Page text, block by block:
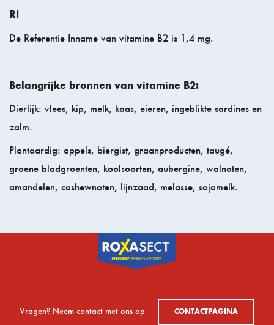
RI
De Referentie Inname van vitamine B2 is 1,4 mg.
Belangrijke bronnen van vitamine B2:
Dierlijk: vlees, kip, melk, kaas, eieren, ingeblikte sardines en
zalm.
Plantaardig: appels, biergist, graanproducten, taugé,
groene bladgroenten, koolsoorten, aubergine, walnoten,
amandelen, cashewnoten, lijnzaad, melasse, sojamelk.
Vragen? Neem contact met ons op CONTACTPAGINA